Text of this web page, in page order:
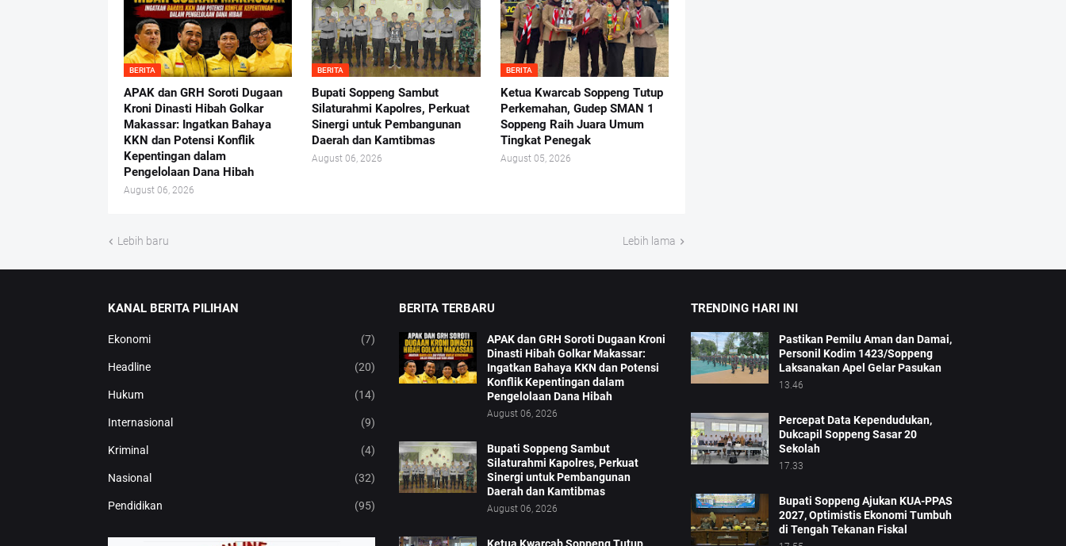
BERITA
APAK dan GRH Soroti Dugaan
Kroni Dinasti Hibah Golkar
Makassar: Ingatkan Bahaya
KKN dan Potensi Konflik
Kepentingan dalam
Pengelolaan Dana Hibah
August 06, 2026
BERITA
Bupati Soppeng Sambut
Silaturahmi Kapolres, Perkuat
Sinergi untuk Pembangunan
Daerah dan Kamtibmas
August 06, 2026
BERITA
Ketua Kwarcab Soppeng Tutup
Perkemahan, Gudep SMAN 1
Soppeng Raih Juara Umum
Tingkat Penegak
August 05, 2026
Lebih baru Lebih lama
KANAL BERITA PILIHAN
Ekonomi (7)
Headline (20)
Hukum (14)
Internasional (9)
Kriminal (4)
Nasional (32)
Pendidikan (95)
BERITA TERBARU
APAK dan GRH Soroti Dugaan Kroni
Dinasti Hibah Golkar Makassar:
Ingatkan Bahaya KKN dan Potensi
Konflik Kepentingan dalam
Pengelolaan Dana Hibah
August 06, 2026
Bupati Soppeng Sambut
Silaturahmi Kapolres, Perkuat
Sinergi untuk Pembangunan
Daerah dan Kamtibmas
August 06, 2026
TRENDING HARI INI
Pastikan Pemilu Aman dan Damai,
Personil Kodim 1423/Soppeng
Laksanakan Apel Gelar Pasukan
13.46
Percepat Data Kependudukan,
Dukcapil Soppeng Sasar 20
Sekolah
17.33
Bupati Soppeng Ajukan KUA-PPAS
2027, Optimistis Ekonomi Tumbuh
di Tengah Tekanan Fiskal